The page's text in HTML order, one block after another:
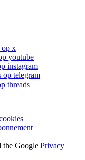
op x
youtube
instagram
op telegram
threads
the Google Privacy